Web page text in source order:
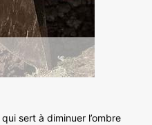
sert à diminuer l’ombre